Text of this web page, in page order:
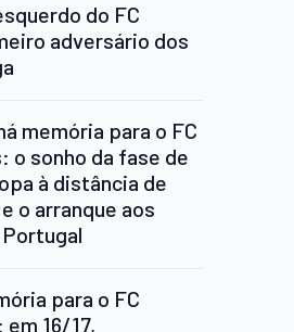
do FC
adversário dos
memória para o FC
o sonho da fase de
à distância de
o arranque aos
para o FC
16/17,